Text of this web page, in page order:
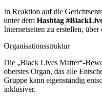
In Reaktion auf die
unter dem Hashtag
Internetseiten zu erstellen,
Organisationsstruktur
Die „Black Lives Matter“-
oberstes Organ, das alle
Gruppe kann eigenständig
inklusiver.